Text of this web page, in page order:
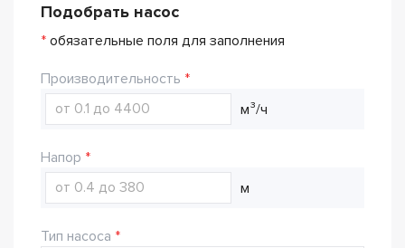
Подобрать насос
* обязательные поля для заполнения
Производительность
м³/ч
Напор
м
Тип насоса